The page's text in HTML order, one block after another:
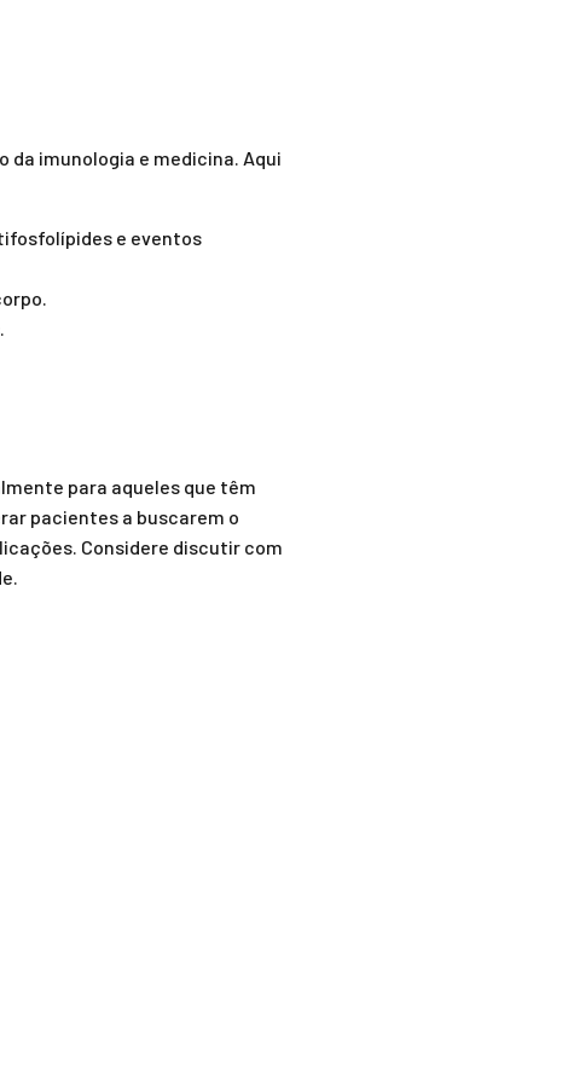
imunologia e medicina. Aqui
e eventos
para aqueles que têm
pacientes a buscarem o
Considere discutir com